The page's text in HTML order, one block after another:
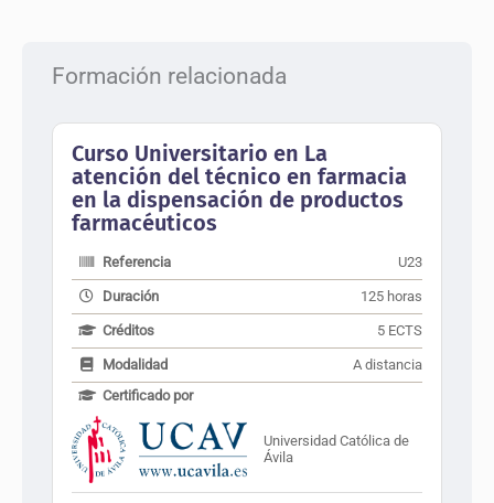
Formación relacionada
Curso Universitario en La
atención del técnico en farmacia
en la dispensación de productos
farmacéuticos
Referencia U23
Duración 125 horas
Créditos 5 ECTS
Modalidad
A distancia
Certificado por
Universidad Católica de
Ávila